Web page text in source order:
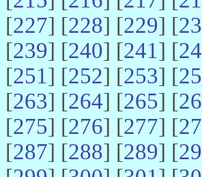
[227] [228] [229] [
[239] [240] [241] [
[251] [252] [253] [
[263] [264] [265] [
[275] [276] [277] [
[287] [288] [289] [